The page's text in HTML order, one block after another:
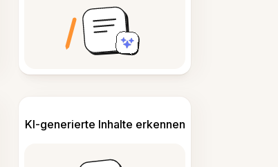
KI-generierte Inhalte erkennen